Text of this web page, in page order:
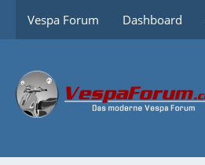
Vespa Forum Dashboard